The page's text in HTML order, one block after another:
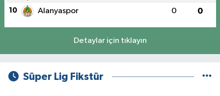
10 Alanyaspor 0 0
Detaylar için tıklayın
Süper Lig Fikstür